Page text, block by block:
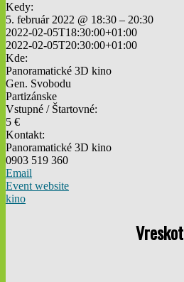
Kedy:
5. február 2022 @ 18:30 – 20:30
2022-02-05T18:30:00+01:00
2022-02-05T20:30:00+01:00
Kde:
Panoramatické 3D kino
Gen. Svobodu
Partizánske
Vstupné / Štartovné:
5 €
Kontakt:
Panoramatické 3D kino
0903 519 360
Email
Event website
kino
Vreskot